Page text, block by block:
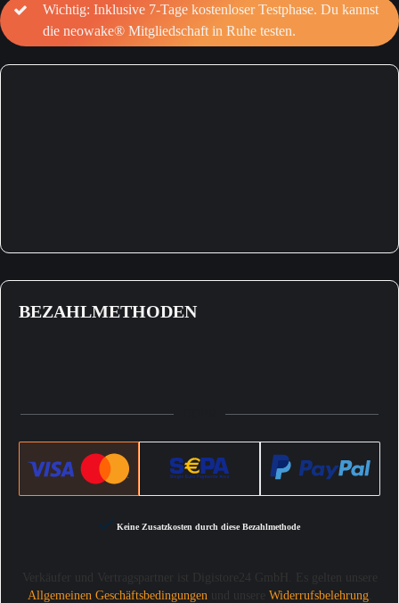
Wichtig: Inklusive 7-Tage kostenloser Testphase. Du kannst
die neowake® Mitgliedschaft in Ruhe testen.
BEZAHLMETHODEN
Keine Zusatzkosten durch diese Bezahlmethode
Allgemeinen Geschäftsbedingungen
Widerrufsbelehrung.